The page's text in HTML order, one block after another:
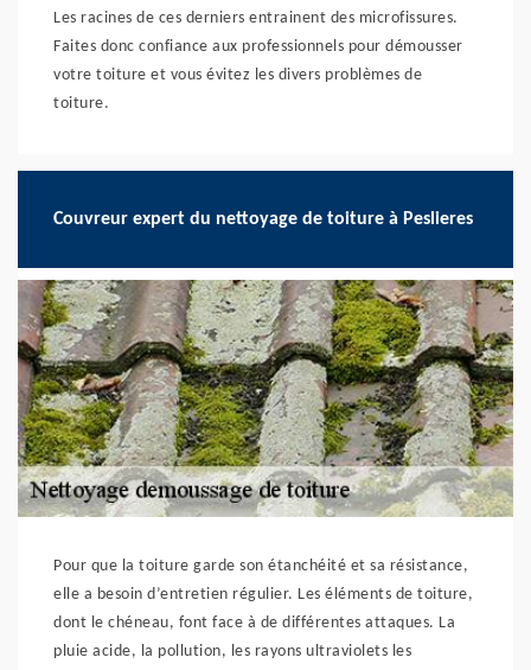
Les racines de ces derniers entrainent des microfissures.
Faites donc confiance aux professionnels pour démousser
votre toiture et vous évitez les divers problèmes de
toiture.
Couvreur expert du nettoyage de toiture à Peslieres
Pour que la toiture garde son étanchéité et sa résistance,
elle a besoin d’entretien régulier. Les éléments de toiture,
dont le chéneau, font face à de différentes attaques. La
pluie acide, la pollution, les rayons ultraviolets les